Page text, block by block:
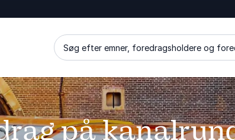
Søg efter emner, foredragsholdere og
på